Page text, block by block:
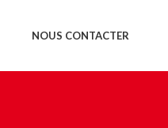
NOUS CONTACTER